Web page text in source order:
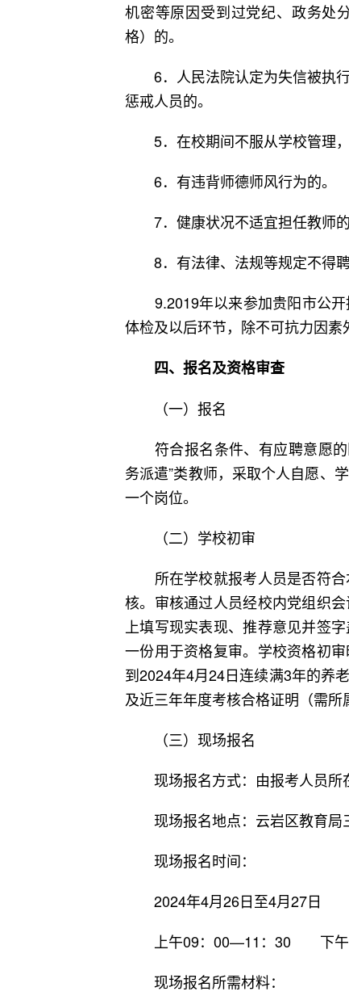
机密等原因受到过党纪、政务处
格）的。
6．人民法院认定为失信被执行
惩戒人员的。
5．在校期间不服从学校管理，
6．有违背师德师风行为的。
7．健康状况不适宜担任教师的
8．有法律、法规等规定不得聘
9.2019年以来参加贵阳市公开
体检及以后环节，除不可抗力因素
四、报名及资格审查
（一）报名
符合报名条件、有应聘意愿的
务派遣”类教师，采取个人自愿、
一个岗位。
（二）学校初审
所在学校就报考人员是否符合
核。审核通过人员经校内党组织
上填写现实表现、推荐意见并签
一份用于资格复审。学校资格初
到2024年4月24日连续满3年的养
及近三年年度考核合格证明（需所
（三）现场报名
现场报名方式：由报考人员所
现场报名地点：云岩区教育局
现场报名时间：
2024年4月26日至4月27日
上午09：00—11：30 下午
现场报名所需材料：